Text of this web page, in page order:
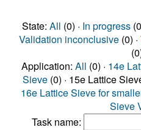
State: All (0) · In progress
Validation inconclusive(0) ·
Application: All (0) · 14e
Sieve (0) · 15e Lattice
16e Lattice Sieve for
Sieve
Task name: